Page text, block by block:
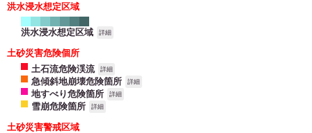
洪水浸水想定区域
洪水浸水想定区域 詳細
土砂災害危険個所
土石流危険渓流
詳細
急傾斜地崩壊危険箇所 詳細
地すべり危険箇所 詳細
雪崩危険箇所 詳細
土砂災害警戒区域